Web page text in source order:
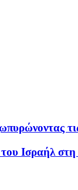
Ισραήλ